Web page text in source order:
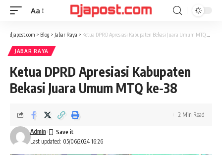
Font
Aa
djapost.com > Blog > Jabar Raya > Ketua DPRD Apresiasi Kabupaten Bekasi Juara Umum MTQ ke-38
JABAR RAYA
Ketua DPRD Apresiasi Kabupaten
Bekasi Juara Umum MTQ ke-38
Last updated: 05/06/2024 16:26
Admin
2 Min Read